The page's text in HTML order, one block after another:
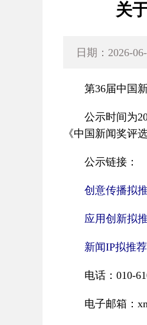
关
日期：2026-
第36届中国
公示时间为
《中国新闻奖评
公示链接：
创意传播拟
应用创新拟
新闻IP拟推
电话：010-
电子邮箱：